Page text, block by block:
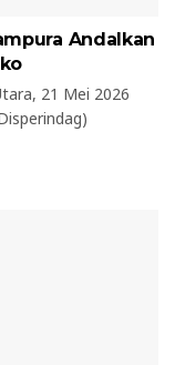
Andalkan
21 Mei 2026